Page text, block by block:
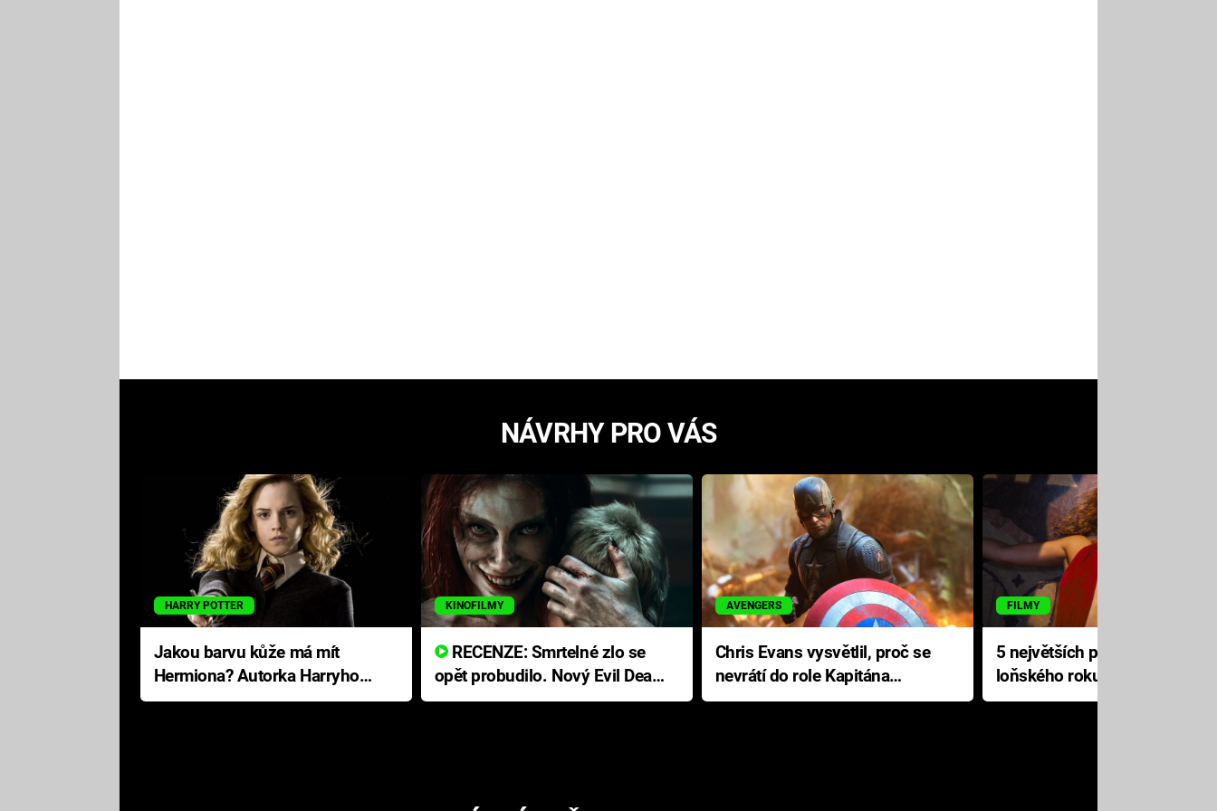
NÁVRHY PRO VÁS
HARRY POTTER
Jakou barvu kůže má mít
Hermiona? Autorka Harryho
Pottera přišla s ráznou
KINOFILMY
RECENZE: Smrtelné zlo se
opět probudilo. Nový Evil Dead
přichází s neodolatelnou
AVENGERS
Chris Evans vysvětlil, proč se
nevrátí do role Kapitána
Ameriky
FILMY
5 největších propadáků
loňského roku: Disney na
jediné katastrofě prodělal 200